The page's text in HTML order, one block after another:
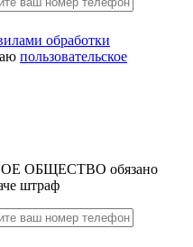
обработки
пользовательское
ОБЩЕСТВО обязано
штраф